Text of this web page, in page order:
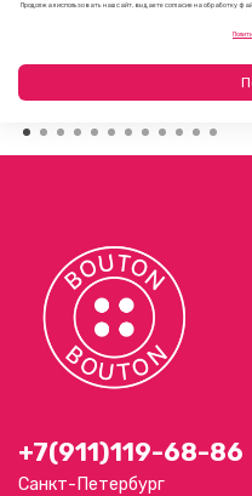
+7(911)119-68-86
Санкт-Петербург
Продолжая использовать наш сайт, вы даете согласие на обработку